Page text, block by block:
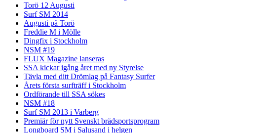
Torö 12 Augusti
Surf SM 2014
Augusti på Torö
Freddie M i Mölle
Dingfix i Stockholm
NSM #19
FLUX Magazine lanseras
SSA kickar igång året med ny Styrelse
Tävla med ditt Drömlag på Fantasy Surfer
Årets första surfträff i Stockholm
Ordförande till SSA sökes
NSM #18
Surf SM 2013 i Varberg
Premiär för nytt Svenskt brädsportsprogram
Longboard SM i Salusand i helgen